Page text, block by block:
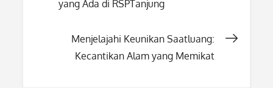
yang Ada di RSPTanjung
Menjelajahi Keunikan Saatluang:
Kecantikan Alam yang Memikat